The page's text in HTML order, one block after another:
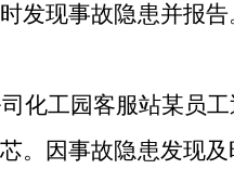
发现事故隐患并报告
化工园客服站某员工
。因事故隐患发现